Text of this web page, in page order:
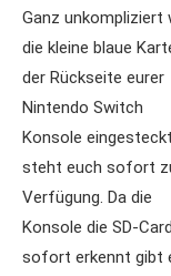
Ganz unkompliziert
die kleine blaue
der Rückseite eurer
Nintendo Switch
Konsole
steht euch sofort
Verfügung. Da die
Konsole die SD-Card
sofort erkennt gibt